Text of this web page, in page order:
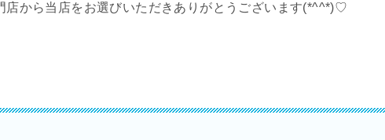
店から当店をお選びいただきありがとうございます(*^^*)♡